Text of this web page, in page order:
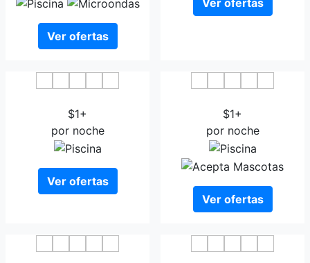
Ver ofertas
$1+
por noche
Ver ofertas
$1+
por noche
Ver ofertas